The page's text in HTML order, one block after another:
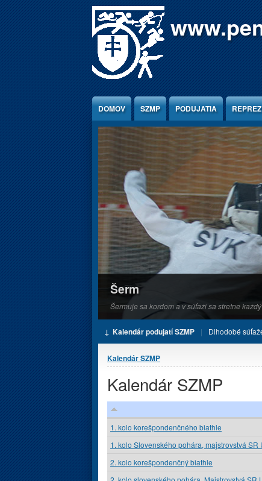
DOMOV SZMP PODUJATIA
Šerm
Šermuje sa kordom a v súťaži sa stretne
Kalendár podujatí SZMP Dlhodobé
Nachádzate sa tu
Kalendár SZMP
Kalendár SZMP
1. kolo korešpondenčného biathle
1. kolo Slovenského pohára, majstrovstvá SR
2. kolo korešpondenčný biathle